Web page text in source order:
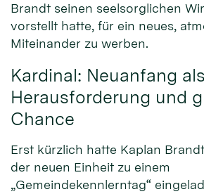
Brandt seinen seelsorglichen
vorstellt hatte, für ein neues,
Miteinander zu werben.
Kardinal: Neuanfang als
Herausforderung und
Chance
Erst kürzlich hatte Kaplan
der neuen Einheit zu einem
„Gemeindekennlerntag“